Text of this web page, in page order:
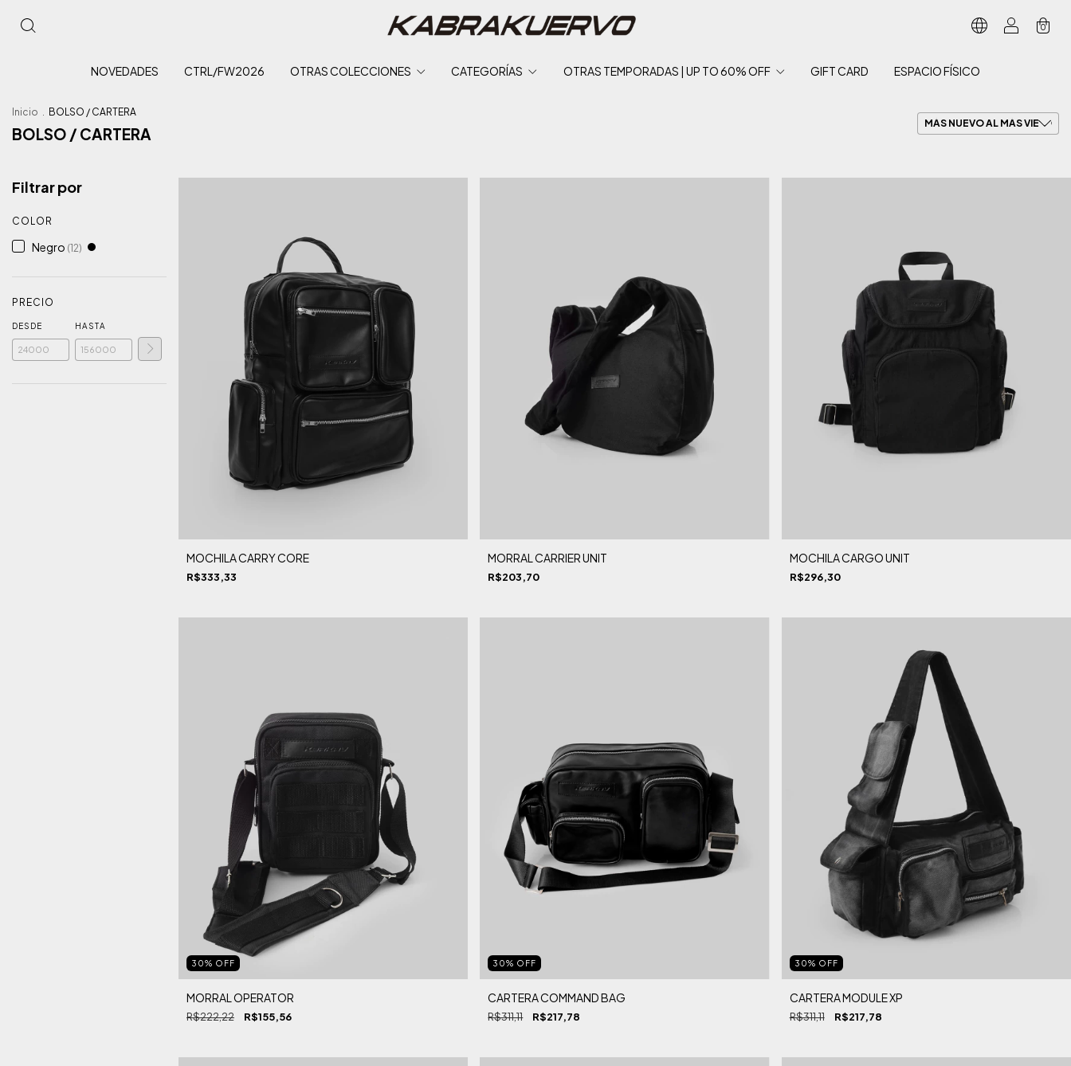
0
NOVEDADES CTRL/FW2026 OTRAS COLECCIONES CATEGORÍAS OTRAS TEMPORADAS | UP TO 60% OFF GIFT CARD ESPACIO FÍSICO
Inicio . BOLSO / CARTERA
BOLSO / CARTERA
Filtrar por
COLOR
Negro (12)
PRECIO
DESDE HASTA
MOCHILA CARRY CORE
R$333,33
MORRAL CARRIER UNIT
R$203,70
MOCHILA CARGO UNIT
R$296,30
30% OFF
MORRAL OPERATOR
R$222,22 R$155,56
30% OFF
CARTERA COMMAND BAG
R$311,11 R$217,78
30% OFF
CARTERA MODULE XP
R$311,11 R$217,78